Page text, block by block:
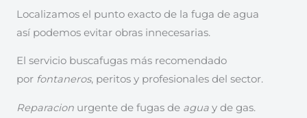
Localizamos el punto exacto de la fuga de agua
así podemos evitar obras innecesarias.
El servicio buscafugas más recomendado
por fontaneros, peritos y profesionales del sector.
Reparacion urgente de fugas de agua y de gas.